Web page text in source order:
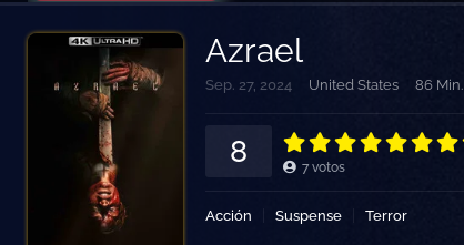
Azrael
Sep. 27, 2024 United States 86 Min.
8 7 votos
Acción Suspense Terror